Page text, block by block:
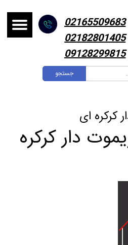
جستجو
02165509683
02182801405
09128299815
کرکره ای
دار کرکره